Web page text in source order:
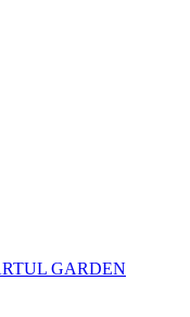
GARDEN